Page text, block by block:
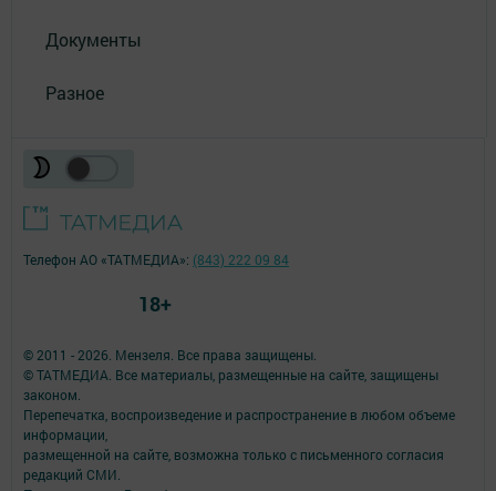
Документы
Разное
© 2011 - 2026. Мензеля. Все права защищены.
© ТАТМЕДИА. Все материалы, размещенные на сайте, защищены
законом.
Перепечатка, воспроизведение и распространение в любом объеме
информации,
размещенной на сайте, возможна только с письменного согласия
редакций СМИ.
Телефон АО «ТАТМЕДИА»: (843) 222 09 84
18+